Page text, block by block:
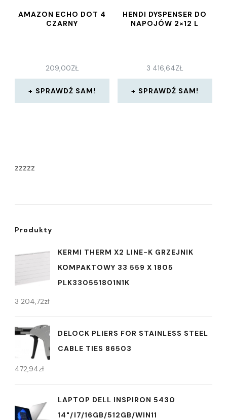
AMAZON ECHO DOT 4
CZARNY
209,00ZŁ
SPRAWDŹ SAM!
HENDI DYSPENSER DO
NAPOJÓW 2×12 L
3 416,64ZŁ
SPRAWDŹ SAM!
zzzzz
Produkty
KERMI THERM X2 LINE-K GRZEJNIK
KOMPAKTOWY 33 559 X 1805
PLK330551801N1K
3 204,72zł
DELOCK PLIERS FOR STAINLESS STEEL
CABLE TIES 86503
472,94zł
LAPTOP DELL INSPIRON 5430
14"/I7/16GB/512GB/WIN11